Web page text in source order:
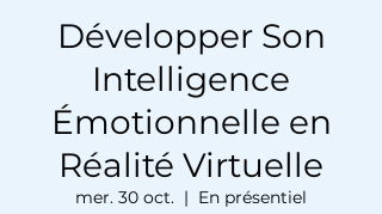
Développer Son
Intelligence
Émotionnelle en
Réalité Virtuelle
mer. 30 oct.
  |
En présentiel